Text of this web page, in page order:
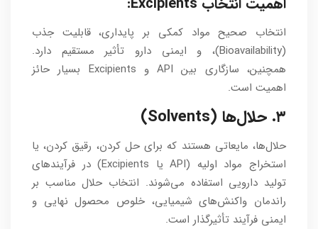
انتخاب صحیح مواد کمکی بر پایداری، قابلیت جذب
(Bioavailability)، و ایمنی دارو تأثیر مستقیم دارد.
همچنین، سازگاری بین API و Excipients بسیار حائز
اهمیت است.
۳. حلال‌ها (Solvents)
حلال‌ها، مایعاتی هستند که برای حل کردن، رقیق کردن، یا
استخراج مواد اولیه (API یا Excipients) در فرآیندهای
تولید دارویی استفاده می‌شوند. انتخاب حلال مناسب بر
راندمان واکنش‌های شیمیایی، خلوص محصول نهایی و
ایمنی فرآیند تأثیرگذار است.